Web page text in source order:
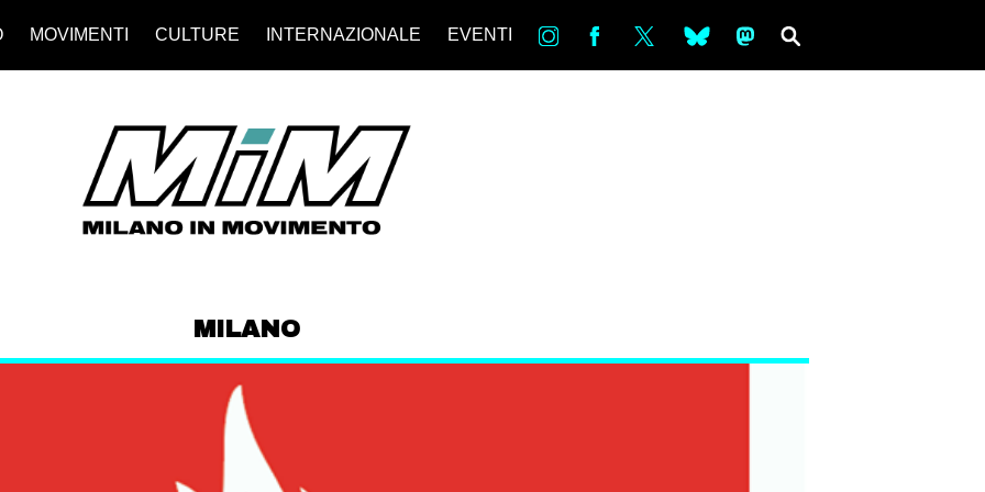
MOVIMENTI CULTURE INTERNAZIONALE EVENTI in bsky ms
MILANO